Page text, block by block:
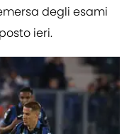
degli esami
ieri.